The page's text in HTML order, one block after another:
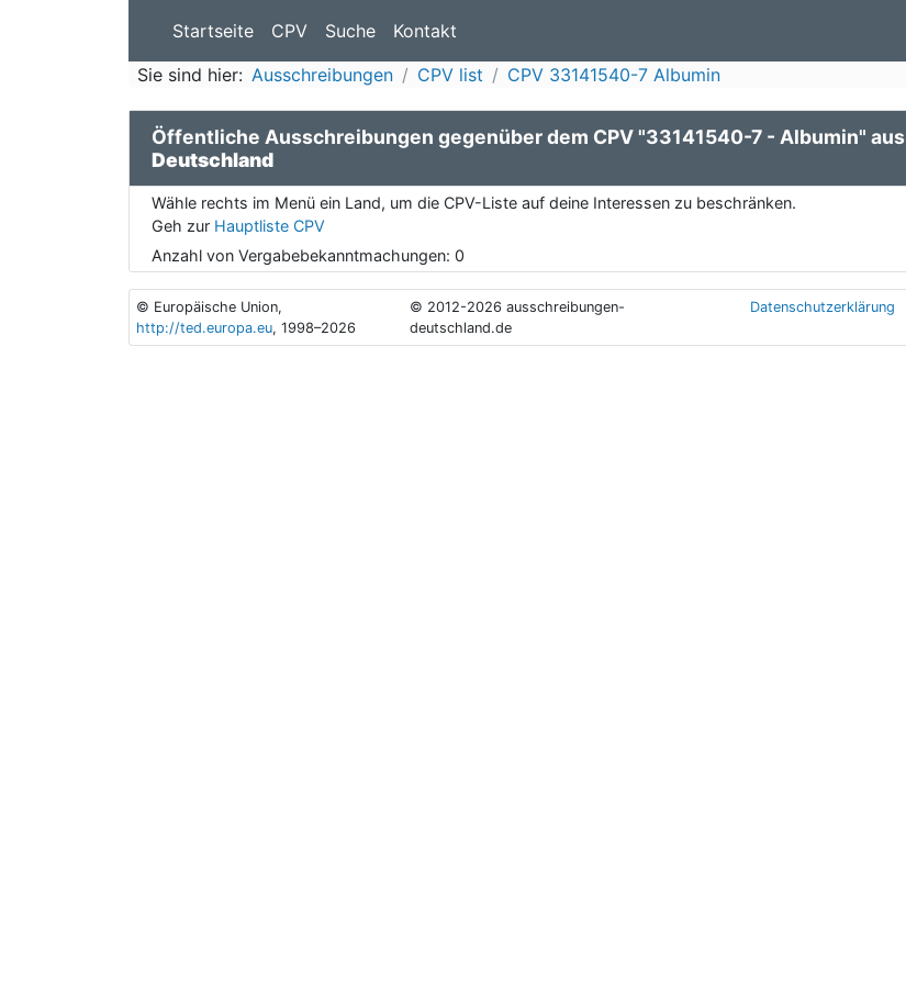
Startseite CPV Suche Kontakt
Sie sind hier: Ausschreibungen CPV list CPV 33141540-7 Albumin
Öffentliche Ausschreibungen gegenüber dem CPV "33141540-7 - Albumin" aus
Deutschland
Wähle rechts im Menü ein Land, um die CPV-Liste auf deine Interessen zu beschränken.
Geh zur Hauptliste CPV
Anzahl von Vergabebekanntmachungen: 0
© Europäische Union,
http://ted.europa.eu, 1998–2026
© 2012-2026 ausschreibungen-
deutschland.de
Datenschutzerklärung